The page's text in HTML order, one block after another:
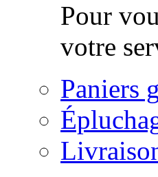
Pour
votre
Paniers